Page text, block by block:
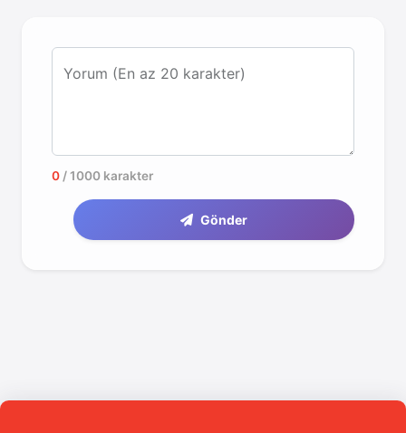
Yorum (En az 20 karakter)
0/ 1000 karakter
Gönder